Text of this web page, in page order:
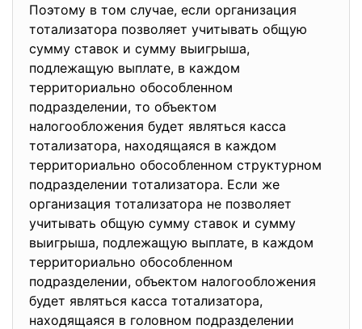
Поэтому в том случае, если организация
тотализатора позволяет учитывать общую
сумму ставок и сумму выигрыша,
подлежащую выплате, в каждом
территориально обособленном
подразделении, то объектом
налогообложения будет являться касса
тотализатора, находящаяся в каждом
территориально обособленном структурном
подразделении тотализатора. Если же
организация тотализатора не позволяет
учитывать общую сумму ставок и сумму
выигрыша, подлежащую выплате, в каждом
территориально обособленном
подразделении, объектом налогообложения
будет являться касса тотализатора,
находящаяся в головном подразделении